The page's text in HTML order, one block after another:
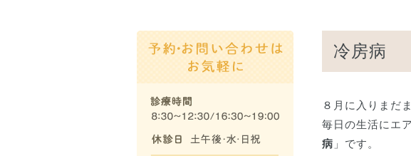
冷房病
８月に入りまだ
毎日の生活にエ
病 」です。